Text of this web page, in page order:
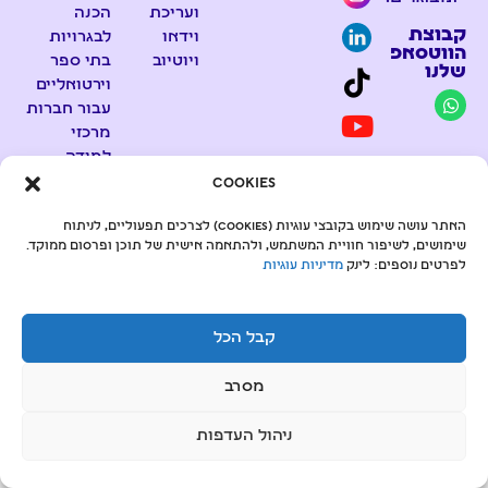
Cookies
האתר עושה שימוש בקובצי עוגיות (Cookies) לצרכים תפעוליים, לניתוח
שימושים, לשיפור חוויית המשתמש, ולהתאמה אישית של תוכן ופרסום ממוקד.
לפרטים נוספים: לינק מדיניות עוגיות
קבל הכל
מסרב
ניהול העדפות
קבוצת
הווטסאפ
שלנו
ועריכת
וידאו
ויוטיוב​
הכנה
לבגרויות
בתי ספר
וירטואליים
עבור חברות
מרכזי
למידה
© כל הזכויות שמורות ל - Z-SCHOOL